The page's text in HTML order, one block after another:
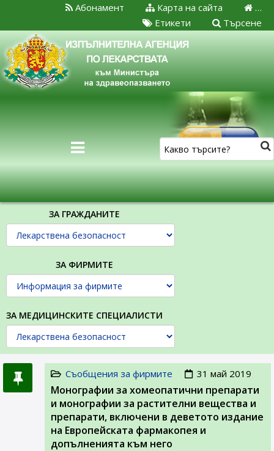
…
Карта на сайта
Абонамент
Търсене
Етикети
ЗА ГРАЖДАНИТЕ
ЗА ФИРМИТЕ
ЗА МЕДИЦИНСКИТЕ СПЕЦИАЛИСТИ
Съобщения за фирмите 31 май 2019
Монографии за хомеопатични препарати
и монографии за растителни вещества и
препарати, включени в деветото издание
на Европейската фармакопея и
допълненията към него